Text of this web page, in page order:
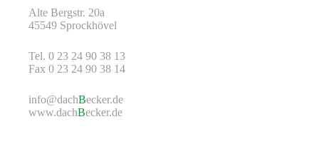
Alte Bergstr. 20a
45549 Sprockhövel
Tel. 0 23 24 90 38 13
Fax 0 23 24 90 38 14
info@dachBecker.de
www.dachBecker.de